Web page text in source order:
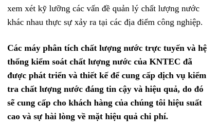
xem xét kỹ lưỡng các vấn đề quản lý chất lượng nước
khác nhau thực sự xảy ra tại các địa điểm công nghiệp.
Các máy phân tích chất lượng nước trực tuyến và hệ
thống kiểm soát chất lượng nước của KNTEC đã
được phát triển và thiết kế để cung cấp dịch vụ kiểm
tra chất lượng nước đáng tin cậy và hiệu quả, do đó
sẽ cung cấp cho khách hàng của chúng tôi hiệu suất
cao và sự hài lòng về mặt hiệu quả chi phí.